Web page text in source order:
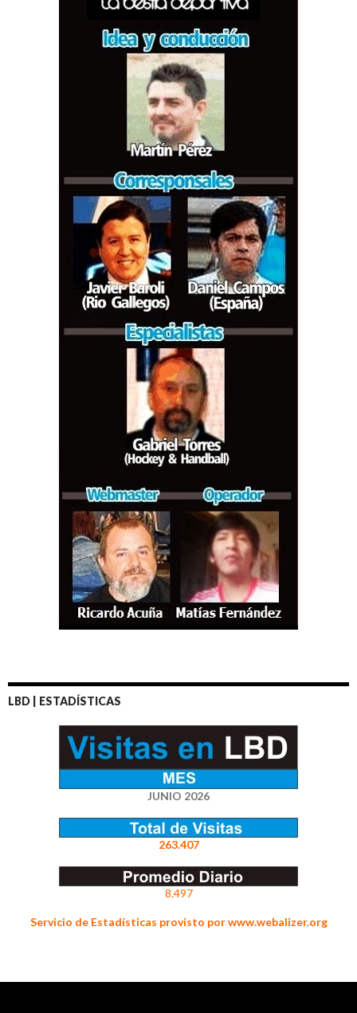
LBD | ESTADÍSTICAS
JUNIO 2026
263.407
8.497
Servicio de Estadísticas provisto por www.webalizer.org